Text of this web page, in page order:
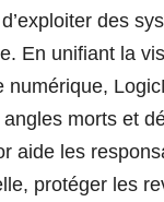
des
En unifiant la
numérique,
morts et
aide les
protéger les